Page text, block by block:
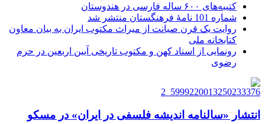
کتیبه‌های ۶۰۰ ساله فارسی در هندوستان
شماره 101 نامۀ فرهنگستان منتشر شد
روایت یک قرن صیانت از میراث مکتوب ایران به بیان معاون
کتابخانه ملی
رونمایی از اسناد کهن و مکتوب تاریخی آیین اربعین در حرم
رضوی
انتشار «سالنامه اندیشه فلسفی در ایران» در مسکو